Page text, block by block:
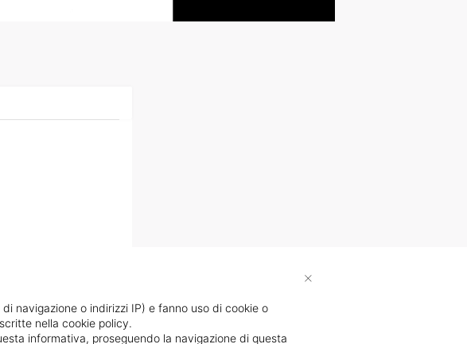
navigazione o indirizzi IP) e fanno uso di cookie o
nella cookie policy.
informativa, proseguendo la navigazione di questa
×